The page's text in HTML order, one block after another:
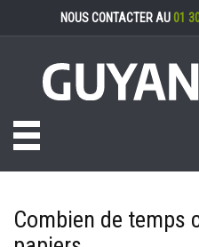
NOUS CONTACTER AU 01
Toggle navigation
Combien de temps